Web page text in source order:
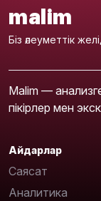
malim
Біз әлеуметтік
Malim —
пікірлер мен
Айдарлар
Саясат
Аналитика